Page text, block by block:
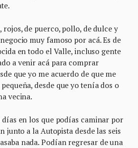
rojos, de puerco, pollo, de dulce y
muy famoso por acá. Es de
en todo el Valle, incluso gente
a venir acá para comprar
que yo me acuerdo de que me
desde que yo tenía dos o
vecina.
en los que podías caminar por
junto a la Autopista desde las seis
nada. Podían regresar de una